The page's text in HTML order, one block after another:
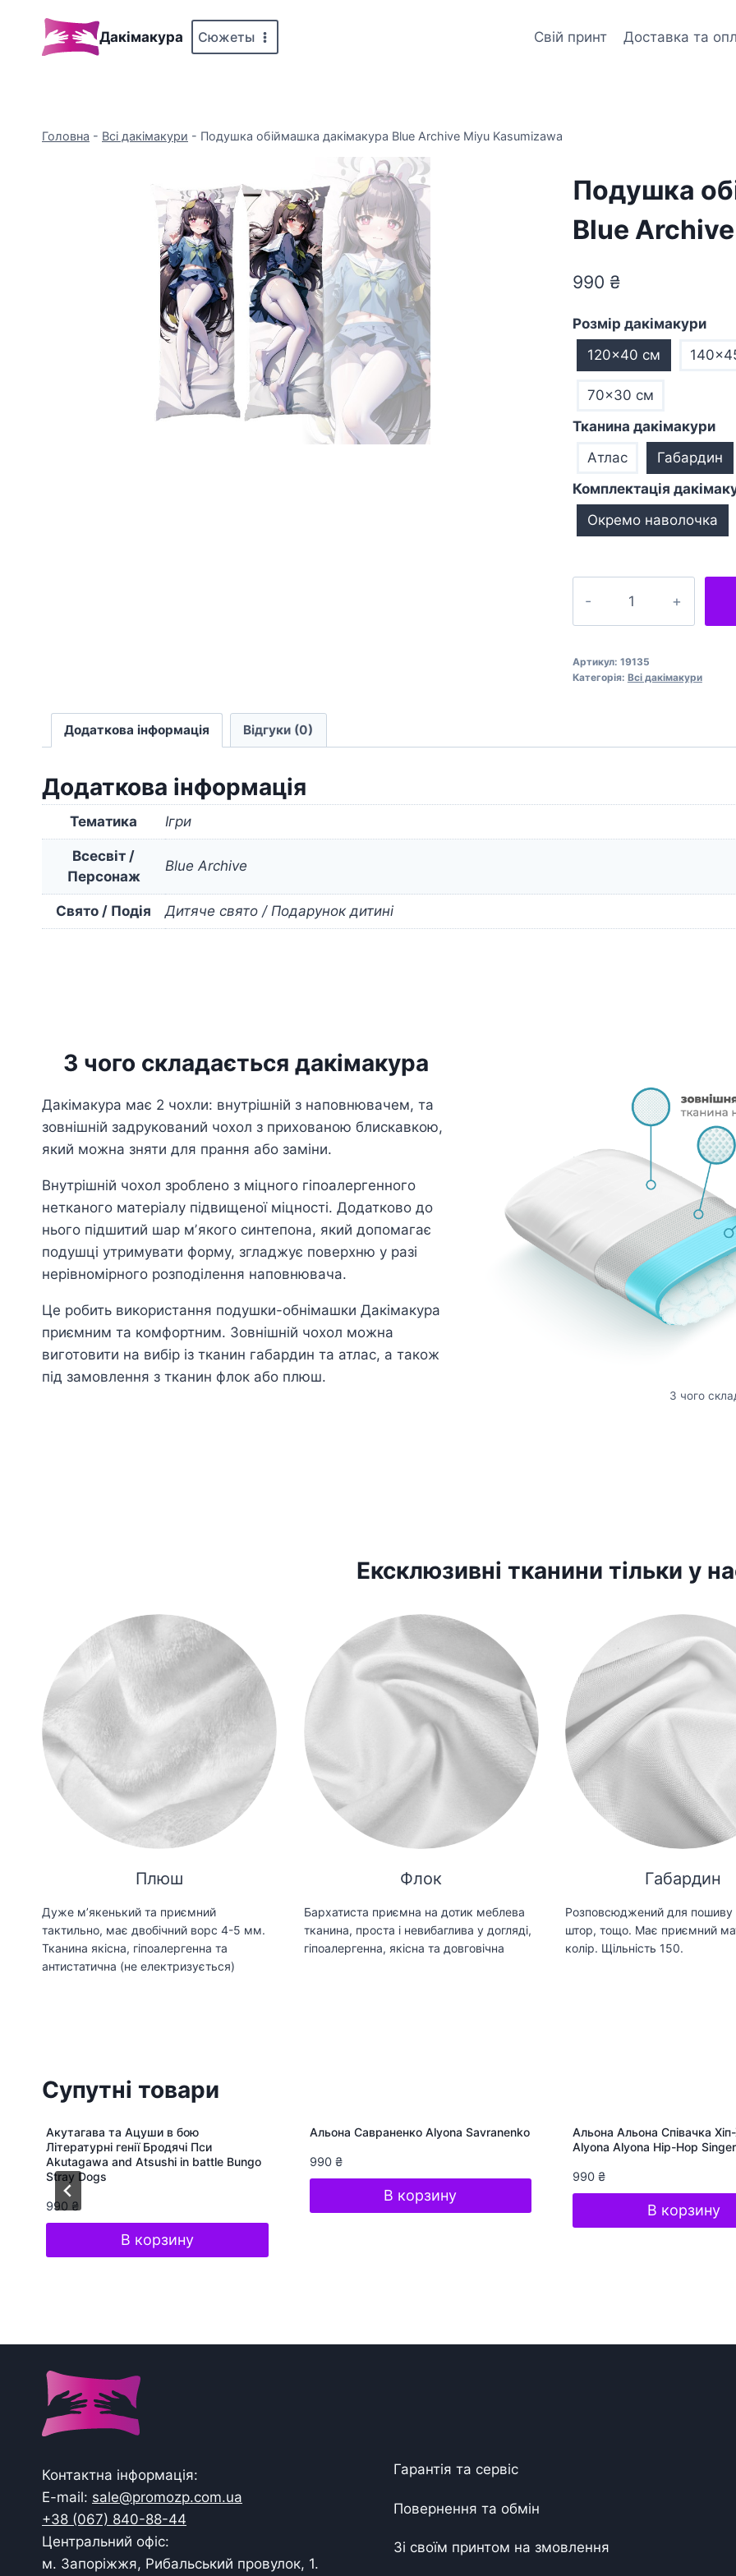
вмісту
Дакімакура Сюжеты Свій принт Доставка та
Головна - Всі дакімакури - Подушка обіймашка дакімакура Blue Archive Miyu Kasumizawa
Подушка
Blue
990 ₴
Розмір дакімакури
120x40 см
70×30 см
Тканина дакімакури
Атлас
Габардин
Комплектація
Окремо наволочка
обіймашка
Blue
Archive
кількість
Артикул: 19135
Категорія: Всі дакімакури
Додаткова інформація Відгуки (0)
Додаткова інформація
Тематика Ігри
Всесвіт /
Персонаж
Blue Archive
Свято / Подія Дитяче свято / Подарунок дитині
З чого складається дакімакура
Дакімакура має 2 чохли: внутрішній з наповнювачем, та
зовнішній задрукований чохол з прихованою блискавкою,
який можна зняти для прання або заміни.
Внутрішній чохол зроблено з міцного гіпоалергенного
нетканого матеріалу підвищеної міцності. Додатково до
нього підшитий шар мʼякого синтепона, який допомагає
подушці утримувати форму, згладжує поверхню у разі
нерівномірного розподілення наповнювача.
Це робить використання подушки-обнімашки Дакімакура
приємним та комфортним. Зовнішній чохол можна
виготовити на вибір із тканин габардин та атлас, а також
під замовлення з тканин флок або плюш.
З чого
Ексклюзивні тканини тільки у
Плюш
Дуже мʼякенький та приємний
тактильно, має двобічний ворс 4-5 мм.
Тканина якісна, гіпоалергенна та
антистатична (не електризується)
Флок
Бархатиста приємна на дотик меблева
тканина, проста і невибаглива у догляді,
гіпоалергенна, якісна та довговічна
Габардин
Розповсюджений для пошиву
штор, тощо. Має приємний
колір. Щільність 150.
Супутні товари
Акутагава та Ацуши в бою
Літературні генії Бродячі Пси
Akutagawa and Atsushi in battle Bungo
Stray Dogs
990 ₴
В корзину
Альона Савраненко Alyona Savranenko
990 ₴
В корзину
Альона Альона Співачка
Alyona Alyona Hip-Hop Singer
990 ₴
В корзину
Контактна інформація:
E-mail: sale@promozp.com.ua
+38 (067) 840-88-44
Центральний офіс:
м. Запоріжжя, Рибальський провулок, 1.
Гарантія та сервіс
Повернення та обмін
Зі своїм принтом на змовлення